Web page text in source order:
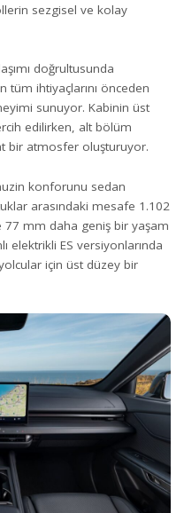
sezgisel ve kolay
doğrultusunda
tüm ihtiyaçlarını önceden
sunuyor. Kabinin üst
edilirken, alt bölüm
bir atmosfer oluşturuyor.
konforunu sedan
arasındaki mesafe 1.102
77 mm daha geniş bir yaşam
elektrikli ES versiyonlarında
için üst düzey bir